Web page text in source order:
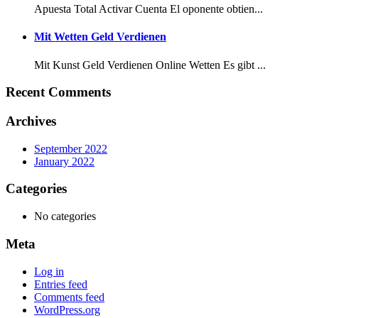
Apuesta Total Activar Cuenta El oponente obtien...
Mit Wetten Geld Verdienen
Mit Kunst Geld Verdienen Online Wetten Es gibt ...
Recent Comments
Archives
September 2022
January 2022
Categories
No categories
Meta
Log in
Entries feed
Comments feed
WordPress.org